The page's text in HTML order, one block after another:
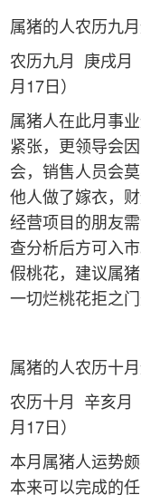
属猪的人农历九
农历九月 庚戌月
月17日）
属猪人在此月事
紧张，更领导会
会，销售人员会
他人做了嫁衣，
经营项目的朋友
查分析后方可入
假桃花，建议属
一切烂桃花拒之门
属猪的人农历十
农历十月 辛亥月
月17日）
本月属猪人运势
本来可以完成的